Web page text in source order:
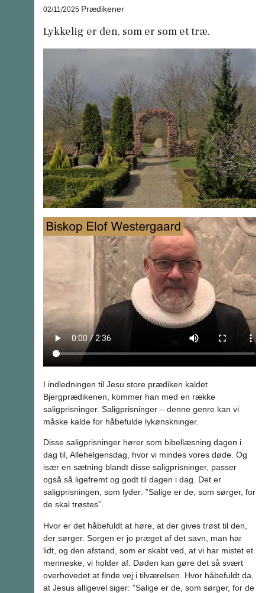
02/11/2025 Prædikener
Lykkelig er den, som er som et træ.
I indledningen til Jesu store prædiken kaldet
Bjergprædikenen, kommer han med en række
saligprisninger. Saligprisninger – denne genre kan vi
måske kalde for håbefulde lykønskninger.
Disse saligprisninger hører som bibellæsning dagen i
dag til, Allehelgensdag, hvor vi mindes vores døde. Og
især en sætning blandt disse saligprisninger, passer
også så ligefremt og godt til dagen i dag. Det er
saligprisningen, som lyder: ”Salige er de, som sørger, for
de skal trøstes”.
Hvor er det håbefuldt at høre, at der gives trøst til den,
der sørger. Sorgen er jo præget af det savn, man har
lidt, og den afstand, som er skabt ved, at vi har mistet et
menneske, vi holder af. Døden kan gøre det så svært
overhovedet at finde vej i tilværelsen. Hvor håbefuldt da,
at Jesus alligevel siger: ”Salige er de, som sørger, for de